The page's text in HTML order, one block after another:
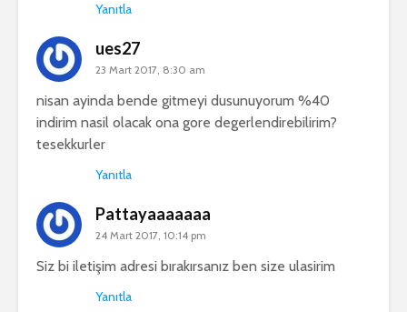
Yanıtla
ues27
23 Mart 2017, 8:30 am
nisan ayinda bende gitmeyi dusunuyorum %40
indirim nasil olacak ona gore degerlendirebilirim?
tesekkurler
Yanıtla
Pattayaaaaaaa
24 Mart 2017, 10:14 pm
Siz bi iletişim adresi bırakırsanız ben size ulasirim
Yanıtla